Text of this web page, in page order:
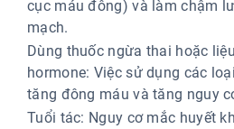
cục máu đông) và làm chậm
mạch.
Dùng thuốc ngừa thai hoặc
hormone: Việc sử dụng các
tăng đông máu và tăng nguy
Tuổi tác: Nguy cơ mắc huyết